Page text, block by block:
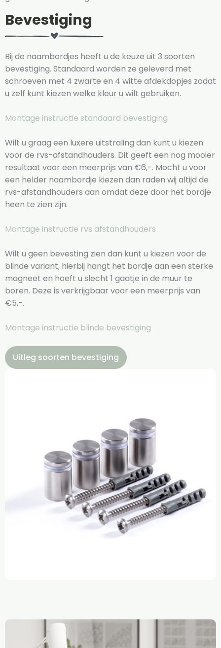
Bevestiging
Bij de naambordjes heeft u de keuze uit 3 soorten
bevestiging. Standaard worden ze geleverd met
schroeven met 4 zwarte en 4 witte afdekdopjes zodat
u zelf kunt kiezen welke kleur u wilt gebruiken.
Montage instructie standaard bevestiging
Wilt u graag een luxere uitstraling dan kunt u kiezen
voor de rvs-afstandhouders. Dit geeft een nog mooier
resultaat voor een meerprijs van €6,-. Mocht u voor
een helder naambordje kiezen dan raden wij altijd de
rvs-afstandhouders aan omdat deze door het bordje
heen te zien zijn.
Montage instructie rvs afstandhouders
Wilt u geen bevesting zien dan kunt u kiezen voor de
blinde variant, hierbij hangt het bordje aan een sterke
magneet en hoeft u slecht 1 gaatje in de muur te
boren. Deze is verkrijgbaar voor een meerprijs van
€5,-.
Montage instructie blinde bevestiging
Uitleg soorten bevestiging